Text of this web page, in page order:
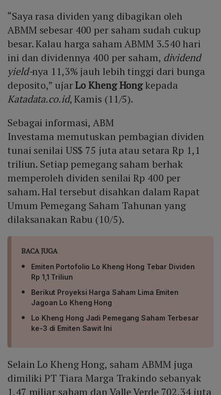
“Saya rasa dividen yang dibagikan oleh
ABMM sebesar 400 per saham sudah cukup
besar. Kalau harga saham ABMM 3.540 hari
ini dan dividennya 400 per saham, dividend
yield-nya 11,3% jauh lebih tinggi dari bunga
deposito,” ujarLo Kheng Hongkepada
Katadata.co.id, Kamis (11/5).
Sebagai informasi, ABM
Investama memutuskan pembagian dividen
tunai senilai US$ 75 juta atau setara Rp 1,1
triliun. Setiap pemegang saham berhak
memperoleh dividen senilai Rp 400 per
saham. Hal tersebut disahkan dalam Rapat
Umum Pemegang Saham Tahunan yang
dilaksanakan Rabu (10/5).
BACA JUGA
Emiten Portofolio Lo Kheng Hong Tebar Dividen
Rp 1,1 Triliun
Berikut Proyeksi Harga Saham Lima Emiten
Jagoan Lo Kheng Hong
Lo Kheng Hong Jadi Pemegang Saham Terbesar
ke-3 di Emiten Sawit Ini
Selain Lo Kheng Hong, saham ABMM juga
dimiliki PT Tiara Marga Trakindo sebanyak
1,47 miliar saham dan Valle Verde 702,34 juta